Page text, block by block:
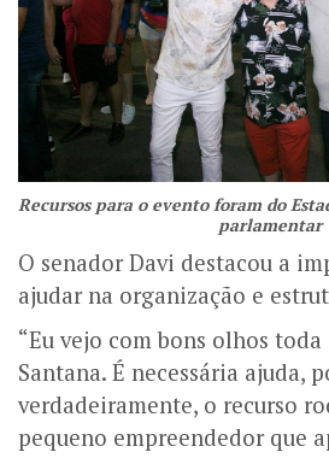
Recursos para o evento foram do
parlamentar
O senador Davi destacou a
ajudar na organização e
“Eu vejo com bons olhos
Santana. É necessária ajuda,
verdadeiramente, o recurso
pequeno empreendedor que